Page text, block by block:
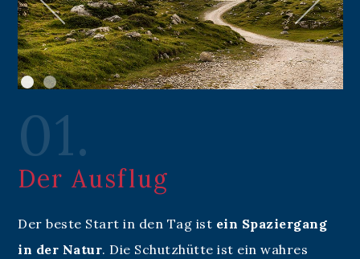
01.
Der Ausflug
Der beste Start in den Tag ist ein Spaziergang
in der Natur. Die Schutzhütte ist ein wahres